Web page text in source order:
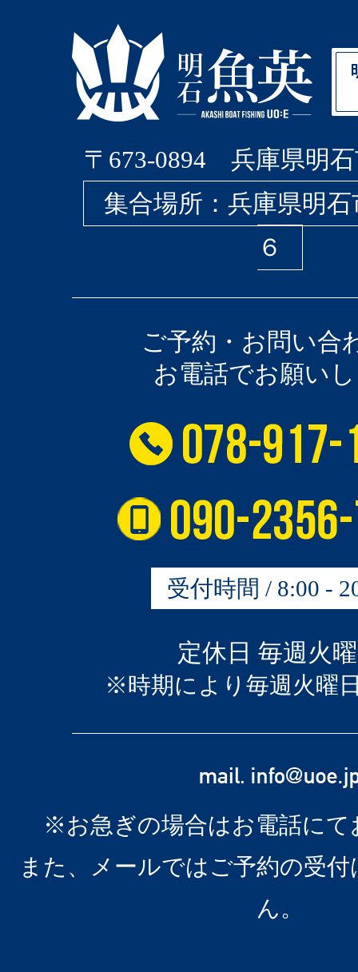
〒673-0894 兵庫県明石
集合場所：兵庫県明
６
ご予約・お問い合
お電話でお願い
受付時間 / 8:00 -
定休日 毎週火
※時期により毎週火曜
※お急ぎの場合はお電話にて
また、メールではご予約の受
ん。